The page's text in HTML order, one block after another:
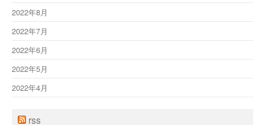
2022年8月
2022年7月
2022年6月
2022年5月
2022年4月
rss